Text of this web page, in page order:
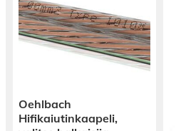
Oehlbach
Hifikaiutinkaapeli,